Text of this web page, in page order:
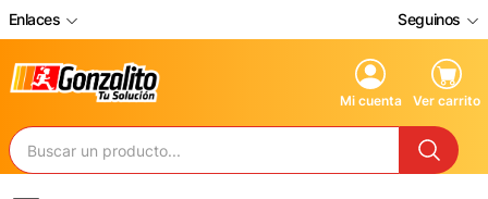
Enlaces Seguinos
Mi cuenta Ver carrito